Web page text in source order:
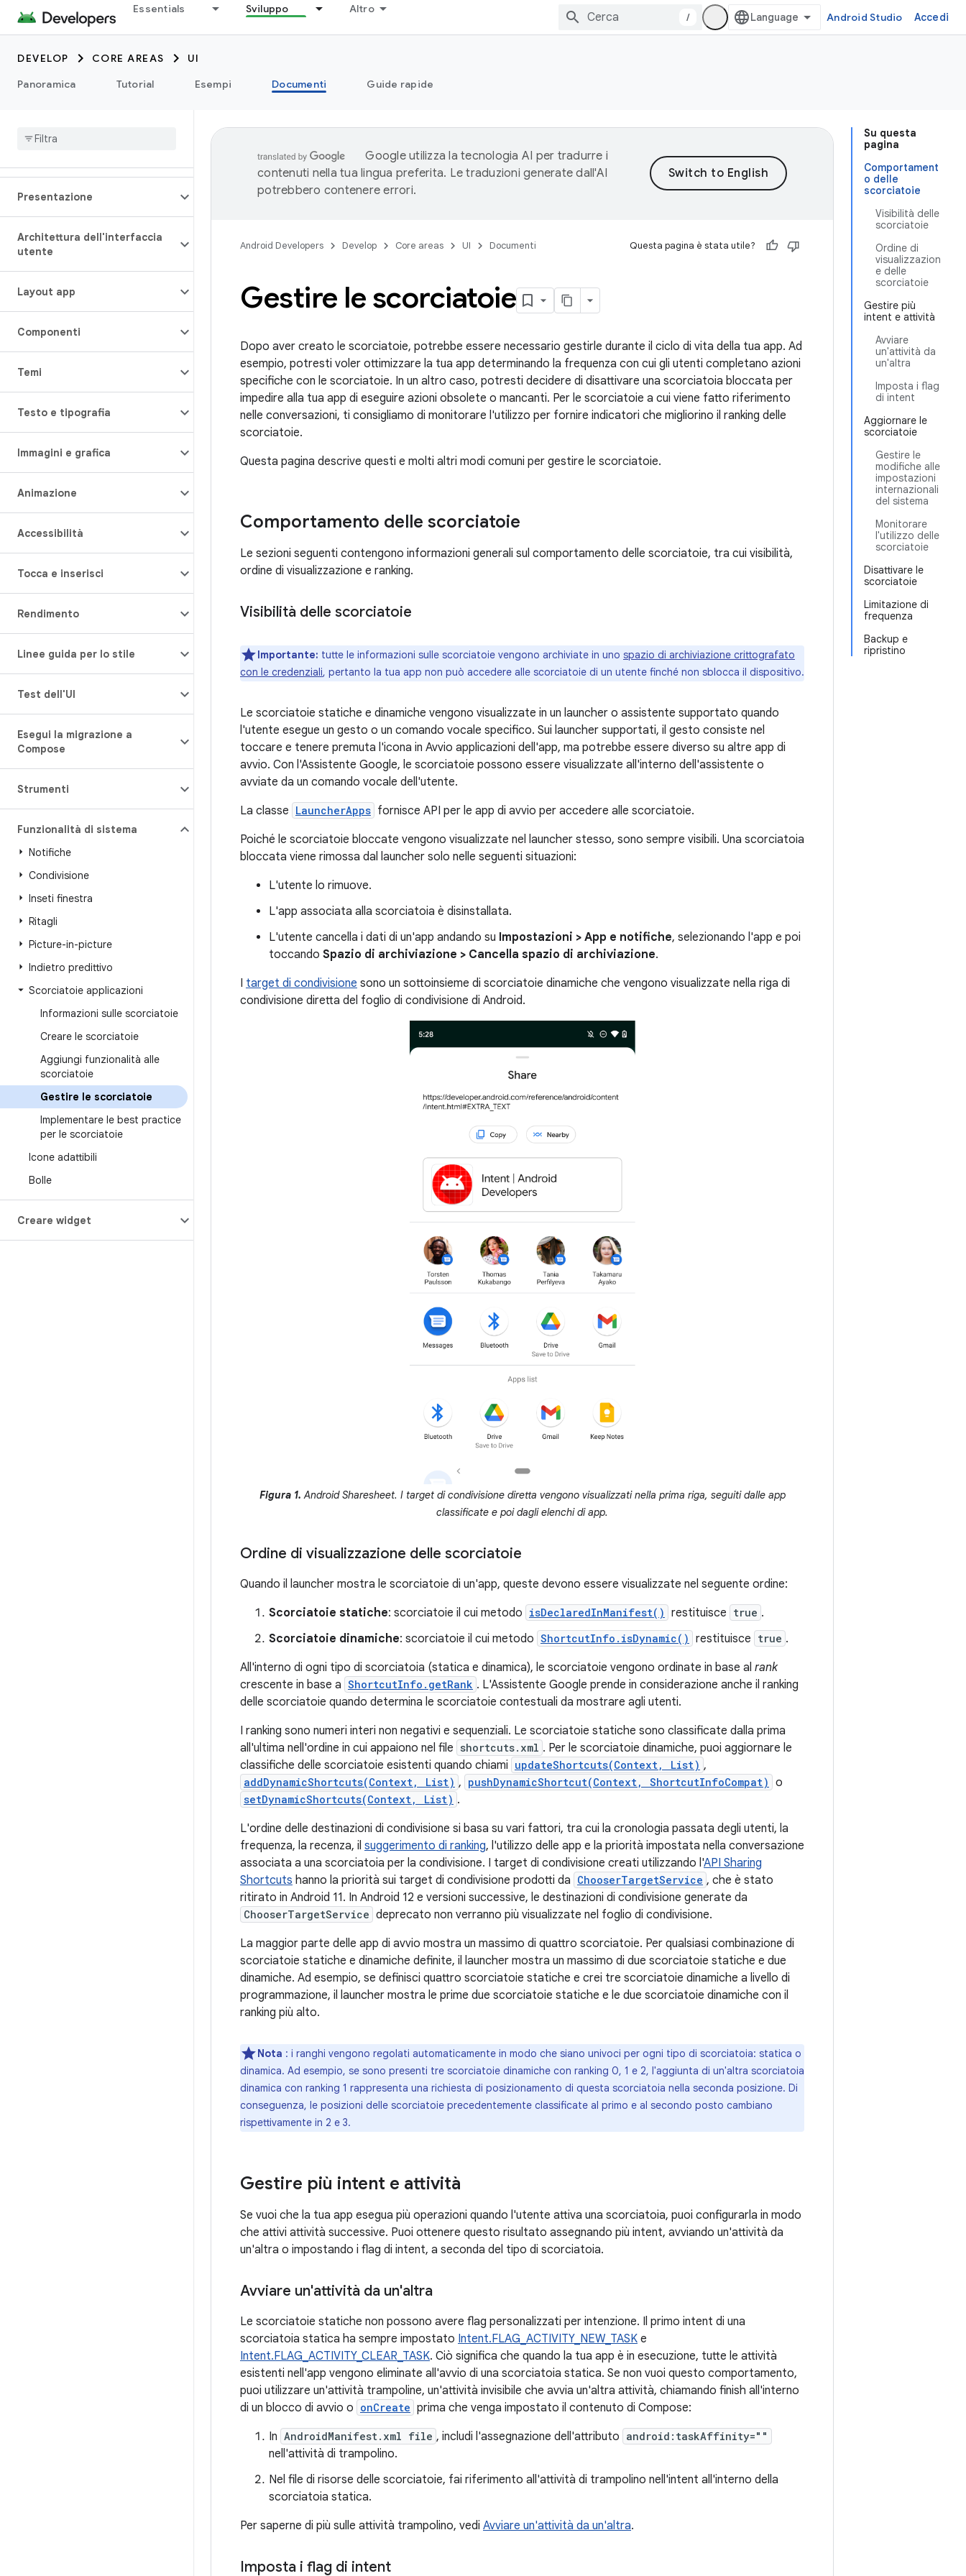
Essentials Sviluppo Altro
/ Android Studio Accedi
DEVELOP CORE AREAS
UI
Panoramica
Tutorial Esempi Documenti Guide rapide
Presentazione
Architettura dell'interfaccia
utente
Layout app
Componenti
Temi
Testo e tipografia
Immagini e grafica
Animazione
Accessibilità
Tocca e inserisci
Rendimento
Linee guida per lo stile
Test dell'UI
Esegui la migrazione a
Compose
Strumenti
Funzionalità di sistema
Notifiche
Condivisione
Inseti finestra
Ritagli
Picture-in-picture
Indietro predittivo
Scorciatoie applicazioni
Informazioni sulle scorciatoie
Creare le scorciatoie
Aggiungi funzionalità alle
scorciatoie
Gestire le scorciatoie
Implementare le best practice
per le scorciatoie
Icone adattibili
Bolle
Creare widget
Su questa
pagina
Comportament
o delle
scorciatoie
Visibilità delle
scorciatoie
Ordine di
visualizzazion
e delle
scorciatoie
Gestire più
intent e attività
Avviare
un'attività da
un'altra
Imposta i flag
di intent
Aggiornare le
scorciatoie
Gestire le
modifiche alle
impostazioni
internazionali
del sistema
Monitorare
l'utilizzo delle
scorciatoie
Disattivare le
scorciatoie
Limitazione di
frequenza
Backup e
ripristino
Google utilizza la tecnologia AI per tradurre i
contenuti nella tua lingua preferita. Le traduzioni generate dall'AI
potrebbero contenere errori.
Android Developers Develop Core areas UI Documenti Questa pagina è stata utile?
Gestire le scorciatoie
Dopo aver creato le scorciatoie, potrebbe essere necessario gestirle durante il ciclo di vita della tua app. Ad
esempio, potresti voler ottimizzare la tua app determinando la frequenza con cui gli utenti completano azioni
specifiche con le scorciatoie. In un altro caso, potresti decidere di disattivare una scorciatoia bloccata per
impedire alla tua app di eseguire azioni obsolete o mancanti. Per le scorciatoie a cui viene fatto riferimento
nelle conversazioni, ti consigliamo di monitorare l'utilizzo per fornire indicatori che migliorino il ranking delle
scorciatoie.
Questa pagina descrive questi e molti altri modi comuni per gestire le scorciatoie.
Comportamento delle scorciatoie
Le sezioni seguenti contengono informazioni generali sul comportamento delle scorciatoie, tra cui visibilità,
ordine di visualizzazione e ranking.
Visibilità delle scorciatoie
Importante: tutte le informazioni sulle scorciatoie vengono archiviate in uno spazio di archiviazione crittografato
con le credenziali, pertanto la tua app non può accedere alle scorciatoie di un utente finché non sblocca il dispositivo.
Le scorciatoie statiche e dinamiche vengono visualizzate in un launcher o assistente supportato quando
l'utente esegue un gesto o un comando vocale specifico. Sui launcher supportati, il gesto consiste nel
toccare e tenere premuta l'icona in Avvio applicazioni dell'app, ma potrebbe essere diverso su altre app di
avvio. Con l'Assistente Google, le scorciatoie possono essere visualizzate all'interno dell'assistente o
avviate da un comando vocale dell'utente.
La classe LauncherApps fornisce API per le app di avvio per accedere alle scorciatoie.
Poiché le scorciatoie bloccate vengono visualizzate nel launcher stesso, sono sempre visibili. Una scorciatoia
bloccata viene rimossa dal launcher solo nelle seguenti situazioni:
L'utente lo rimuove.
L'app associata alla scorciatoia è disinstallata.
L'utente cancella i dati di un'app andando su Impostazioni > App e notifiche, selezionando l'app e poi
toccando Spazio di archiviazione > Cancella spazio di archiviazione.
I target di condivisione sono un sottoinsieme di scorciatoie dinamiche che vengono visualizzate nella riga di
condivisione diretta del foglio di condivisione di Android.
Figura 1. Android Sharesheet. I target di condivisione diretta vengono visualizzati nella prima riga, seguiti dalle app
classificate e poi dagli elenchi di app.
Ordine di visualizzazione delle scorciatoie
Quando il launcher mostra le scorciatoie di un'app, queste devono essere visualizzate nel seguente ordine:
Scorciatoie statiche: scorciatoie il cui metodo isDeclaredInManifest() restituisce true .
Scorciatoie dinamiche: scorciatoie il cui metodo ShortcutInfo.isDynamic() restituisce true .
All'interno di ogni tipo di scorciatoia (statica e dinamica), le scorciatoie vengono ordinate in base al rank
crescente in base a ShortcutInfo.getRank . L'Assistente Google prende in considerazione anche il ranking
delle scorciatoie quando determina le scorciatoie contestuali da mostrare agli utenti.
I ranking sono numeri interi non negativi e sequenziali. Le scorciatoie statiche sono classificate dalla prima
all'ultima nell'ordine in cui appaiono nel file shortcuts.xml . Per le scorciatoie dinamiche, puoi aggiornare le
classifiche delle scorciatoie esistenti quando chiami updateShortcuts(Context, List) ,
addDynamicShortcuts(Context, List) , pushDynamicShortcut(Context, ShortcutInfoCompat) o
setDynamicShortcuts(Context, List) .
L'ordine delle destinazioni di condivisione si basa su vari fattori, tra cui la cronologia passata degli utenti, la
frequenza, la recenza, il suggerimento di ranking, l'utilizzo delle app e la priorità impostata nella conversazione
associata a una scorciatoia per la condivisione. I target di condivisione creati utilizzando l'API Sharing
Shortcuts hanno la priorità sui target di condivisione prodotti da ChooserTargetService , che è stato
ritirato in Android 11. In Android 12 e versioni successive, le destinazioni di condivisione generate da
ChooserTargetService deprecato non verranno più visualizzate nel foglio di condivisione.
La maggior parte delle app di avvio mostra un massimo di quattro scorciatoie. Per qualsiasi combinazione di
scorciatoie statiche e dinamiche definite, il launcher mostra un massimo di due scorciatoie statiche e due
dinamiche. Ad esempio, se definisci quattro scorciatoie statiche e crei tre scorciatoie dinamiche a livello di
programmazione, il launcher mostra le prime due scorciatoie statiche e le due scorciatoie dinamiche con il
ranking più alto.
Nota : i ranghi vengono regolati automaticamente in modo che siano univoci per ogni tipo di scorciatoia: statica o
dinamica. Ad esempio, se sono presenti tre scorciatoie dinamiche con ranking 0, 1 e 2, l'aggiunta di un'altra scorciatoia
dinamica con ranking 1 rappresenta una richiesta di posizionamento di questa scorciatoia nella seconda posizione. Di
conseguenza, le posizioni delle scorciatoie precedentemente classificate al primo e al secondo posto cambiano
rispettivamente in 2 e 3.
Gestire più intent e attività
Se vuoi che la tua app esegua più operazioni quando l'utente attiva una scorciatoia, puoi configurarla in modo
che attivi attività successive. Puoi ottenere questo risultato assegnando più intent, avviando un'attività da
un'altra o impostando i flag di intent, a seconda del tipo di scorciatoia.
Avviare un'attività da un'altra
Le scorciatoie statiche non possono avere flag personalizzati per intenzione. Il primo intent di una
scorciatoia statica ha sempre impostato Intent.FLAG_ACTIVITY_NEW_TASK e
Intent.FLAG_ACTIVITY_CLEAR_TASK. Ciò significa che quando la tua app è in esecuzione, tutte le attività
esistenti nell'app vengono eliminate all'avvio di una scorciatoia statica. Se non vuoi questo comportamento,
puoi utilizzare un'attività trampoline, un'attività invisibile che avvia un'altra attività, chiamando finish all'interno
di un blocco di avvio o onCreate prima che venga impostato il contenuto di Compose:
In AndroidManifest.xml file , includi l'assegnazione dell'attributo android:taskAffinity=""
nell'attività di trampolino.
Nel file di risorse delle scorciatoie, fai riferimento all'attività di trampolino nell'intent all'interno della
scorciatoia statica.
Per saperne di più sulle attività trampolino, vedi Avviare un'attività da un'altra.
Imposta i flag di intent